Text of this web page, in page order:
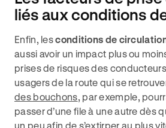
liés aux conditions
Enfin, lesconditions de
aussi avoir un impact plus ou
prises de risques des
usagers de la route qui se
des bouchons, par exemple,
passer d’une file à une autre dès
un peu afin de s’extirper au plus